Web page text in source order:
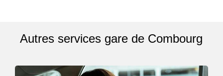
Autres services gare de Combourg